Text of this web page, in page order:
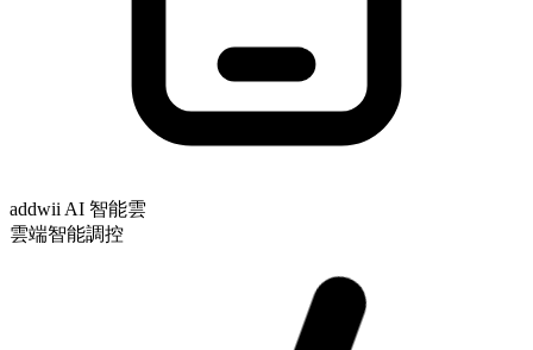
addwii AI 智能雲
雲端智能調控